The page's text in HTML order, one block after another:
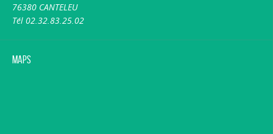
76380 CANTELEU
Tél 02.32.83.25.02
Maps